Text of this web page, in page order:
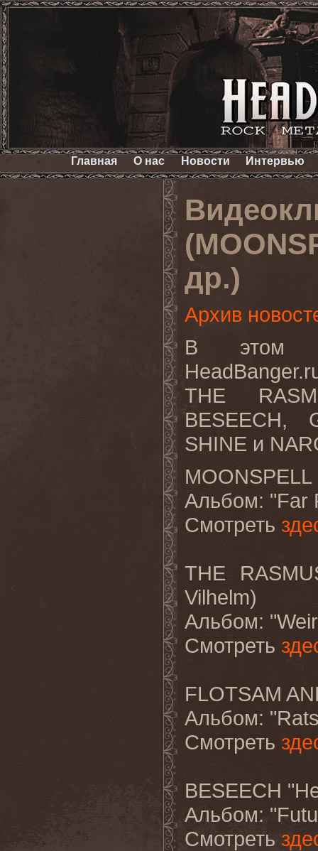
Главная О нас Новости Интервью
др.)
Архив
В этом
THE
BESEECH,
SHINE и
Альбом: "Far
Смотреть
THE
Vilhelm)
Альбом:
Смотреть
FLOTSAM
Альбом:
Смотреть
BESEECH
Альбом:
Смотреть